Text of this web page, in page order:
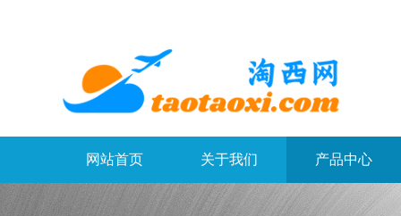
网站首页 关于我们 产品中心